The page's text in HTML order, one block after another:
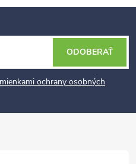
ochrany osobných
ODOBERAŤ